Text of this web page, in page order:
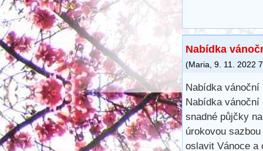
Nabídka
(Maria 9. 11. 2022
Nabídka vánoční
Nabídka
snadné půjčky
úrokovou
oslavit Vánoce a